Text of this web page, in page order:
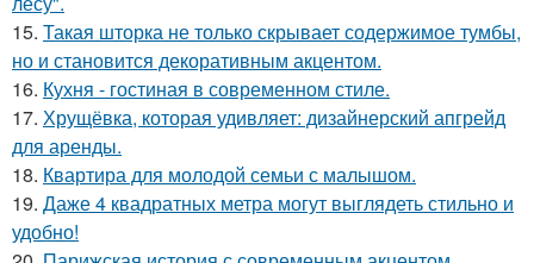
15. Такая шторка не только скрывает содержимое тумбы,
но и становится декоративным акцентом.
16. Кухня - гостиная в современном стиле.
17. Хрущёвка, которая удивляет: дизайнерский апгрейд
для аренды.
18. Квартира для молодой семьи с малышом.
19. Даже 4 квадратных метра могут выглядеть стильно и
удобно!